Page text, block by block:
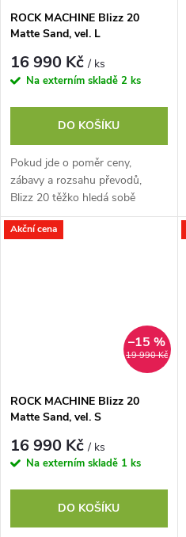
ROCK MACHINE Blizz 20
Matte Sand, vel. L
16 990 Kč/ ks
Na externím skladě 2 ks
DO KOŠÍKU
Pokud jde o poměr ceny,
zábavy a rozsahu převodů,
Blizz 20 těžko hledá sobě
rovného soupeře. Shimano
CUES se dvěma převodníky,
Akční cena
19 990 Kč
–15 %
ROCK MACHINE Blizz 20
Matte Sand, vel. S
16 990 Kč/ ks
Na externím skladě 1 ks
DO KOŠÍKU